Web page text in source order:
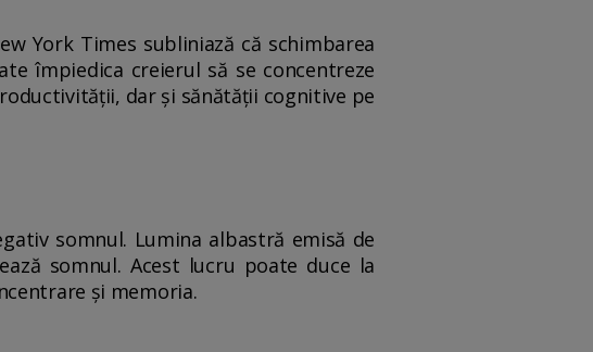
York Times subliniază că schimbarea
împiedica creierul să se concentreze
dar și sănătății cognitive pe
somnul. Lumina albastră emisă de
somnul. Acest lucru poate duce la
și memoria.